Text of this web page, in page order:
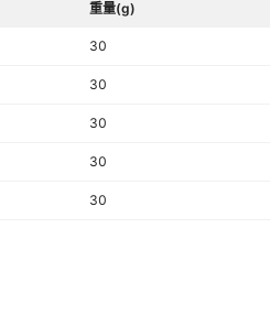
重量(g)
30
30
30
30
30